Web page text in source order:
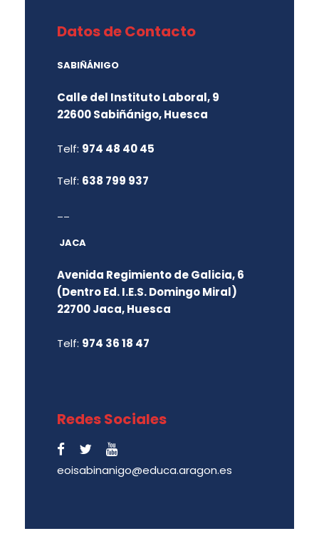
Datos de Contacto
SABIÑÁNIGO
Calle del Instituto Laboral, 9
22600 Sabiñánigo, Huesca
Telf: 974 48 40 45
Telf: 638 799 937
JACA
Avenida Regimiento de Galicia, 6
(Dentro Ed. I.E.S. Domingo Miral)
22700 Jaca, Huesca
Telf: 974 36 18 47
Redes Sociales
eoisabinanigo@educa.aragon.es